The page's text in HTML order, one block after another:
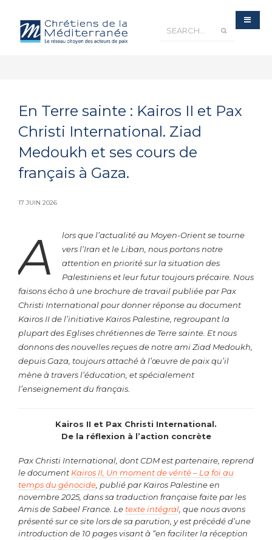
En Terre sainte : Kairos II et Pax
Christi International. Ziad
Medoukh et ses cours de
français à Gaza.
17 JUIN 2026
A
lors que l’actualité au Moyen-Orient se tourne
vers l’Iran et le Liban, nous portons notre
attention en priorité sur la situation des
Palestiniens et leur futur toujours précaire. Nous
faisons écho à une brochure de travail publiée par Pax
Christi International pour donner réponse au document
Kairos II de l’initiative Kairos Palestine, regroupant la
plupart des Eglises chrétiennes de Terre sainte. Et nous
donnons des nouvelles reçues de notre ami Ziad Medoukh,
depuis Gaza, toujours attaché à l’œuvre de paix qu’il
mène à travers l’éducation, et spécialement
l’enseignement du français.
Kairos II et Pax Christi International.
De la réflexion à l’action concrète
Pax Christi International, dont CDM est partenaire, reprend
le document Kairos II, Un moment de vérité – La foi au
temps du génocide, publié par Kairos Palestine en
novembre 2025, dans sa traduction française faite par les
Amis de Sabeel France. Letexte intégral, que nous avons
présenté sur ce site lors de sa parution, y est précédé d’une
introduction de 10 pages visant à “en faciliter la réception